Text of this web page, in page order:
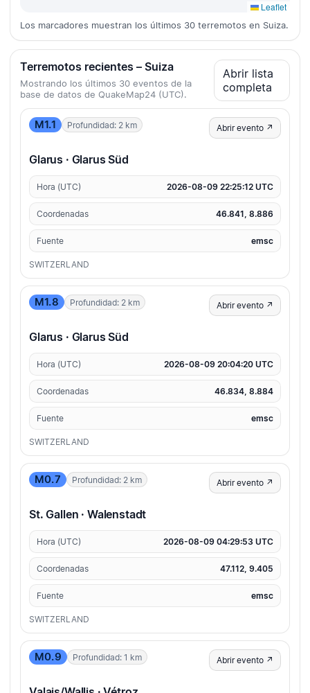
Leaflet
Los marcadores muestran los últimos 30 terremotos en Suiza.
Terremotos recientes – Suiza
Mostrando los últimos 30 eventos de la
base de datos de QuakeMap24 (UTC).
Abrir lista
completa
M1.1 Profundidad: 2 km Abrir evento ↗
Glarus · Glarus Süd
Hora (UTC) 2026-08-09 22:25:12 UTC
Coordenadas 46.841, 8.886
Fuente emsc
SWITZERLAND
M1.8 Profundidad: 2 km Abrir evento ↗
Glarus · Glarus Süd
Hora (UTC) 2026-08-09 20:04:20 UTC
Coordenadas 46.834, 8.884
Fuente emsc
SWITZERLAND
M0.7 Profundidad: 2 km Abrir evento ↗
St. Gallen · Walenstadt
Hora (UTC) 2026-08-09 04:29:53 UTC
Coordenadas 47.112, 9.405
Fuente emsc
SWITZERLAND
M0.9 Profundidad: 1 km Abrir evento ↗